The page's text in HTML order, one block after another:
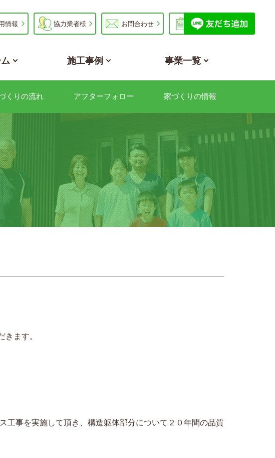
情報 協力業者様 お問合わせ 資料請求
施工事例 事業一覧
くりの流れ アフターフォロー 家づくりの情報
ます。
工事を実施して頂き、構造躯体部分について２０年間の品質